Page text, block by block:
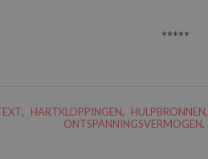
*****
, HARTKLOPPINGEN, HULPBRONNEN,
ONTSPANNINGSVERMOGEN,